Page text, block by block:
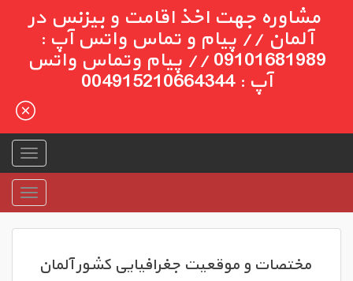
مشاوره جهت اخذ اقامت و بیزنس در
آلمان // پیام و تماس واتس آپ :
09101681989 // پیام وتماس واتس
آپ : 004915210664344
مختصات و موقعیت جغرافیایی کشور آلمان